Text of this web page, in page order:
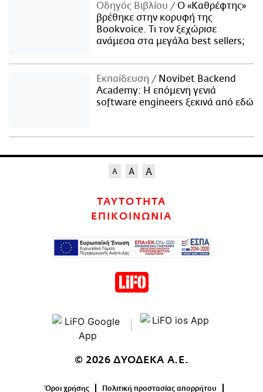
Οδηγός Βιβλίου
Ο «Καθρέφτης»
βρέθηκε στην κορυφή της
Bookvoice. Τι τον ξεχώρισε
ανάμεσα στα μεγάλα best sellers;
Εκπαίδευση
Novibet Backend
Academy: Η επόμενη γενιά
software engineers ξεκινά από εδώ
ΤΑΥΤΟΤΗΤΑ
ΕΠΙΚΟΙΝΩΝΙΑ
© 2026 ΔΥΟΔΕΚΑ Α.Ε.
Όροι χρήσης Πολιτική προστασίας απορρήτου